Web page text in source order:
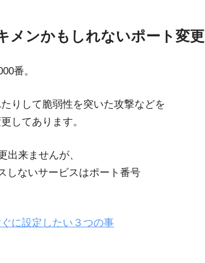
メンかもしれないポート変更
番。
りして脆弱性を突いた攻撃などを
してあります。
出来ませんが、
しないサービスはポート番号
に設定したい３つの事